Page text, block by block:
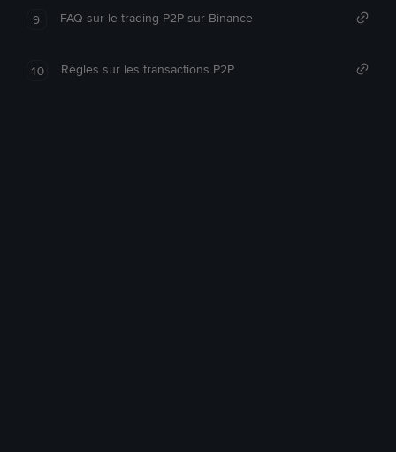
9 FAQ sur le trading P2P sur Binance
10 Règles sur les transactions P2P